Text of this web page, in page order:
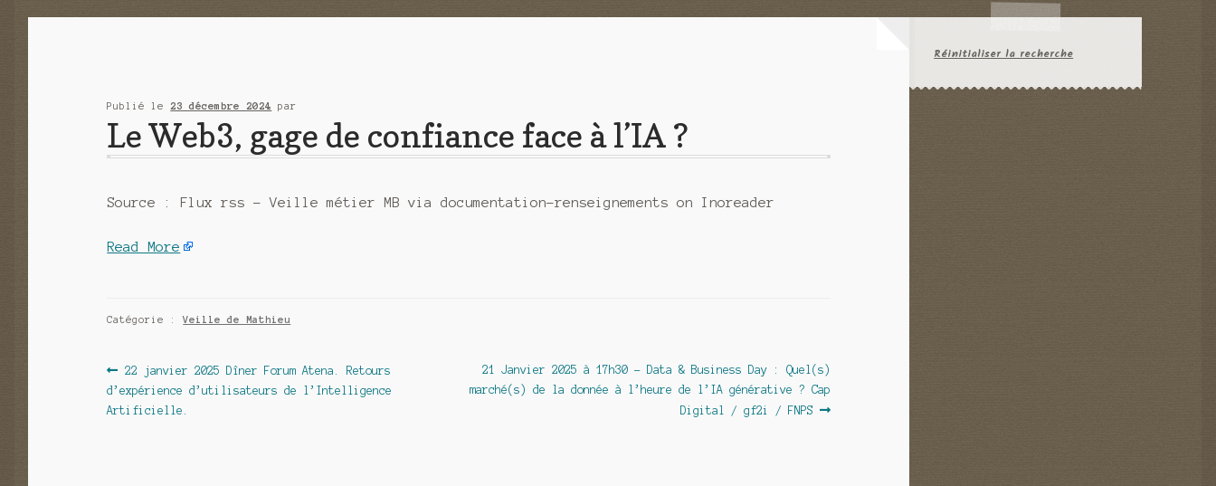
Publié le 23 décembre 2024 par
Le Web3, gage de confiance face à l’IA ?
Source : Flux rss – Veille métier MB via documentation-renseignements on Inoreader
Read More
Catégorie :Veille de Mathieu
Navigation
de
Article
précédent :
22 janvier 2025 Dîner Forum Atena. Retours
d’expérience d’utilisateurs de l’Intelligence
Artificielle.
Article
suivant :
21 Janvier 2025 à 17h30 – Data & Business Day : Quel(s)
marché(s) de la donnée à l’heure de l’IA générative ? Cap
Digital / gf2i / FNPS
Réinitialiser la recherche